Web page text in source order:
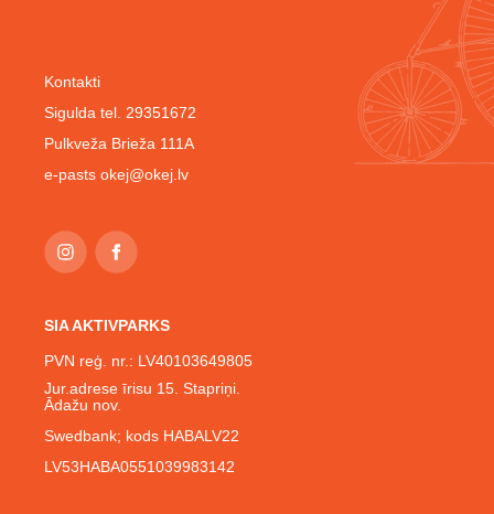
Kontakti
Sigulda tel. 29351672
Pulkveža Brieža 111A
e-pasts okej@okej.lv
SIA AKTIVPARKS
PVN reģ. nr.: LV40103649805
Jur.adrese īrisu 15. Stapriņi.
Ādažu nov.
Swedbank; kods HABALV22
LV53HABA0551039983142